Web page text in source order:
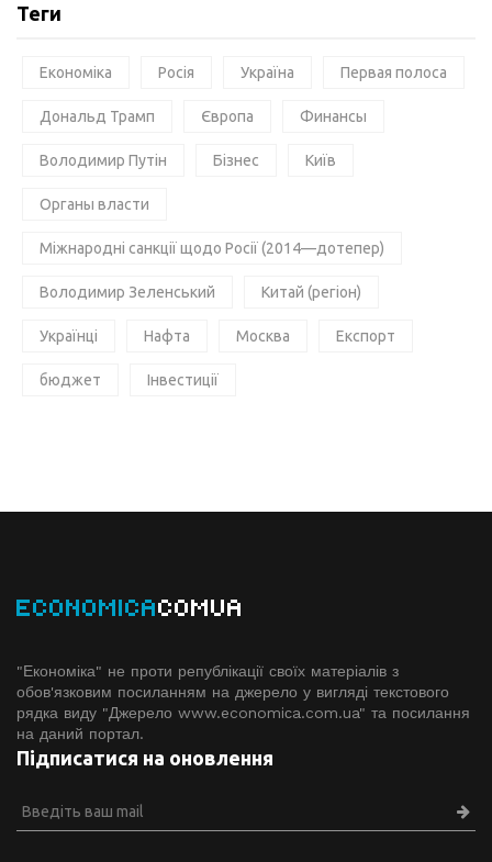
Теги
Економіка Росія Україна Первая полоса
Дональд Трамп Європа Финансы
Володимир Путін Бізнес Київ
Органы власти
Міжнародні санкції щодо Росії (2014—дотепер)
Володимир Зеленський Китай (регіон)
Українці Нафта Москва Експорт
бюджет Інвестиції
ECONOMICACOMUA
"Економіка" не проти републікації своїх матеріалів з
обов'язковим посиланням на джерело у вигляді текстового
рядка виду "Джерело www.economiсa.com.ua" та посилання
на даний портал.
Підписатися на оновлення